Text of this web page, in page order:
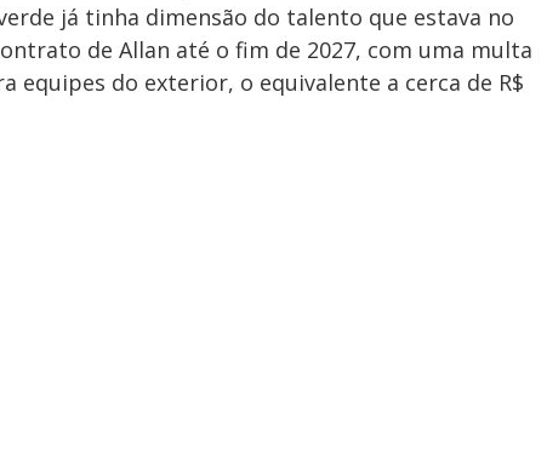
já tinha dimensão do talento que estava no
de Allan até o fim de 2027, com uma multa
equipes do exterior, o equivalente a cerca de R$